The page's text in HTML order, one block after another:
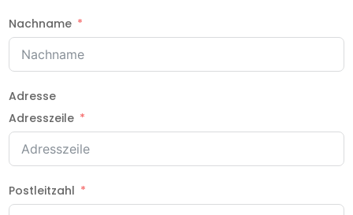
Nachname
Adresse
Adresszeile
Postleitzahl